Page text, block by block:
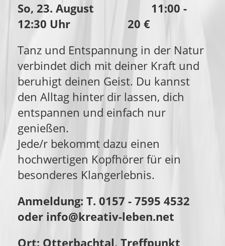
So, 23. August 11:00 -
12:30 Uhr 20 €
Tanz und Entspannung in der Natur
verbindet dich mit deiner Kraft und
beruhigt deinen Geist. Du kannst
den Alltag hinter dir lassen, dich
entspannen und einfach nur
genießen.
Jede/r bekommt dazu einen
hochwertigen Kopfhörer für ein
besonderes Klangerlebnis.
Anmeldung: T. 0157 - 7595 4532
oder info@kreativ-leben.net
Ort: Otterbachtal, Treffpunkt